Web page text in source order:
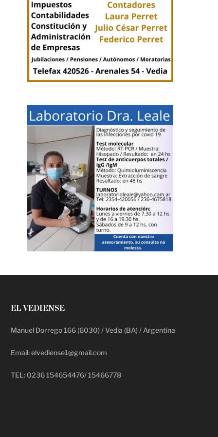
EL VEDIENSE
Manuel Dorrego 166 (6030) / Vedia (BA) / Argentina
Email: elvediense1@gmail.com
TEL: 0236 154654476/ 15466778